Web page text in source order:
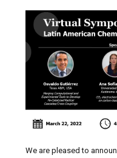
We are pleased to